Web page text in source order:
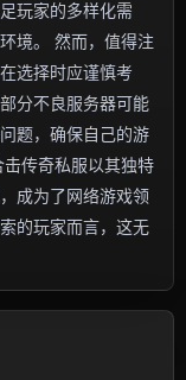
玩家的多样化需
境。 然而，值得注
选择时应谨慎考
分不良服务器可能
题，确保自己的游
传奇私服以其独特
成为了网络游戏领
的玩家而言，这无